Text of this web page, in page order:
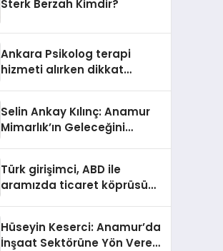
Sterk Berzah Kimdir?
Ankara Psikolog terapi
hizmeti alırken dikkat
Selin Ankay Kılınç: Anamur
Mimarlık’ın Geleceğini
Türk girişimci, ABD ile
aramızda ticaret köprüsü
Hüseyin Keserci: Anamur’da
İnşaat Sektörüne Yön Veren